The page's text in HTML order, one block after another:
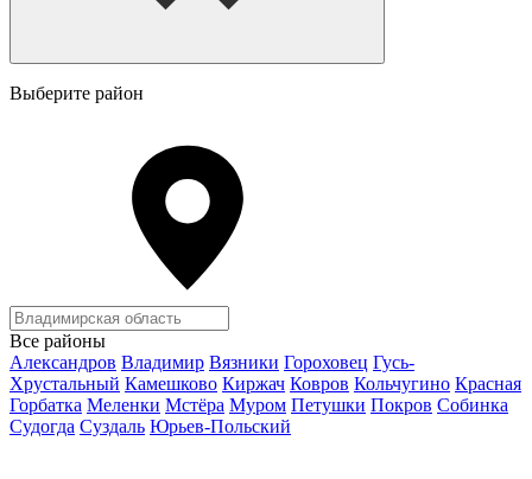
Выберите район
Все районы
Александров Владимир Вязники Гороховец Гусь-
Хрустальный Камешково Киржач Ковров Кольчугино Красная
Горбатка Меленки Мстёра Муром Петушки Покров Собинка
Судогда Суздаль Юрьев-Польский